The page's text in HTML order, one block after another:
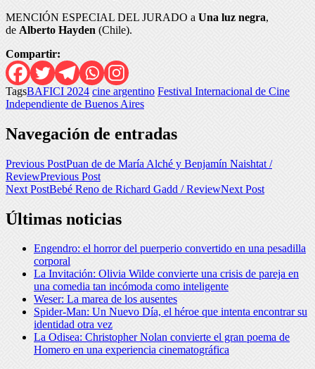
MENCIÓN ESPECIAL DEL JURADO a Una luz negra,
de Alberto Hayden (Chile).
Compartir:
TagsBAFICI 2024 cine argentino Festival Internacional de Cine
Independiente de Buenos Aires
Navegación de entradas
Previous PostPuan de de María Alché y Benjamín Naishtat /
ReviewPrevious Post
Next PostBebé Reno de Richard Gadd / ReviewNext Post
Últimas noticias
Engendro: el horror del puerperio convertido en una pesadilla
corporal
La Invitación: Olivia Wilde convierte una crisis de pareja en
una comedia tan incómoda como inteligente
Weser: La marea de los ausentes
Spider-Man: Un Nuevo Día, el héroe que intenta encontrar su
identidad otra vez
La Odisea: Christopher Nolan convierte el gran poema de
Homero en una experiencia cinematográfica